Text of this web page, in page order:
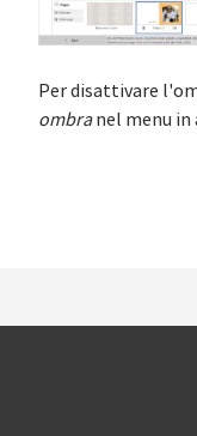
Per disattivare
ombranel menu in